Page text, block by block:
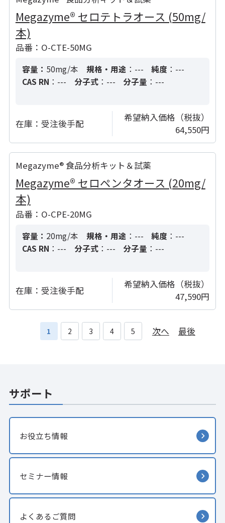
Megazyme® セロテトラオース (50mg/
本)
品番：O-CTE-50MG
容量： 50mg/本 規格・用途 ：--- 純度 ：---
CAS RN ：--- 分子式：--- 分子量 ：---
在庫： 受注後手配
希望納入価格（税抜）
64,550円
Megazyme® 食品分析キット＆試薬
Megazyme® セロペンタオース (20mg/
本)
品番：O-CPE-20MG
容量： 20mg/本 規格・用途 ：--- 純度 ：---
CAS RN ：--- 分子式：--- 分子量 ：---
在庫： 受注後手配
希望納入価格（税抜）
47,590円
1 2 3 4 5 次へ 最後
サポート
お役立ち情報
セミナー情報
よくあるご質問